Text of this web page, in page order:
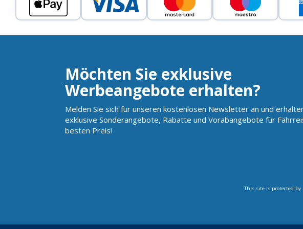
Möchten Sie exklusive
Werbeangebote erhalten?
Melden Sie sich für unseren kostenlosen Newsletter an und
exklusive Sonderangebote, Rabatte und Vorabangebote für
besten Preis!
This site is protected by